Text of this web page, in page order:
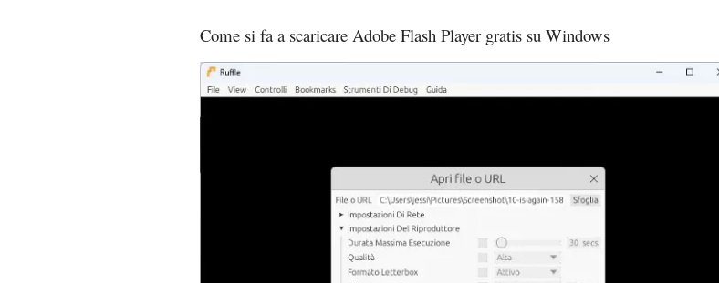
Come si fa a scaricare Adobe Flash Player gratis su Windows